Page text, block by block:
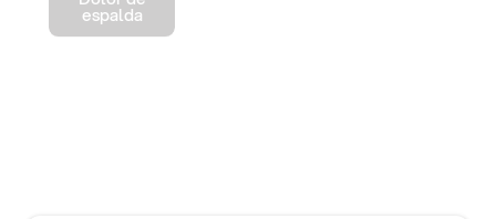
espalda